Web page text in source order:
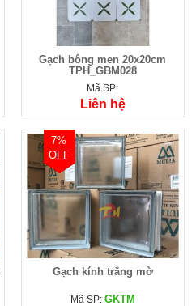
Gạch bông men 20x20cm
TPH_GBM028
Mã SP:
Liên hệ
7%
OFF
Gạch kính trắng mờ
Mã SP: GKTM